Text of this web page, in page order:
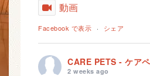
動画
Facebook で表示 · シェア
CARE PETS - ケア
2 weeks ago